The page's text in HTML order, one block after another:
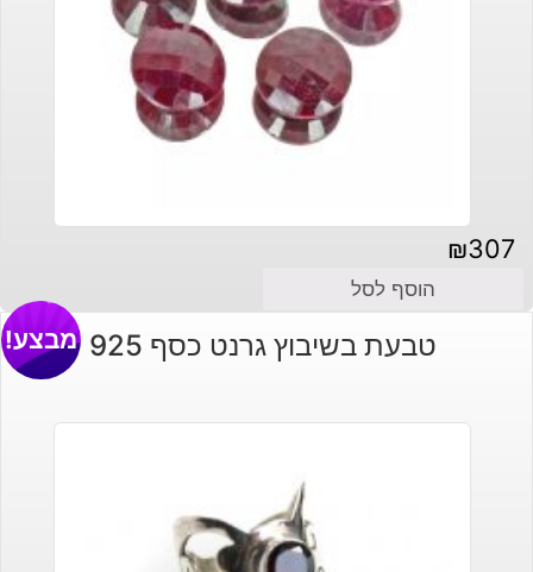
₪307
הוסף לסל
טבעת בשיבוץ גרנט כסף 925 מבצע!